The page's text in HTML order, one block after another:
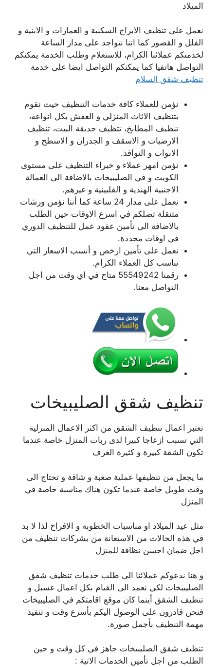
الميلاد
نعمل على تنظيف الابراج السكنية و العمارات و الابنية و
الفلل و القصور كما اننا نتواجد على مدار الساعة
لخدمتكم عملائنا الكرام، للاستعلام وطلب الخدمة يمكنكم
التواصل هاتفيا كما يمكنكم التواصل ايضا على خدمة
تنظيف شقق السلام
نؤمن للعملاء كافة خدمات التنظيف حيث نقوم
بتنظيف الاثاث المنزلي و العفش بكل انواعه،
تنظيف المطابخ، تتظيف حديقة البيت، تنظيف
الارضيات و الاسقف و الجدران و الاسطح و
الابواب و النوافذ.
نؤمن امهر عملاء و خبراء التنظيف على مستوى
الكويت و في الصليبيخات بالاضافة الى العمالة
الاجنبية الهندية و الفلبينية و غيرهم.
نعمل على مدار 24 ساعة كما أننا نؤمن ورشات
متنقلة تصلكم في اسرع الاوقات حين الطلب
بالاضافة الى تأمين عقود عمل للتنظيف الدوري
في اوقات محددة.
نعمل على تأمين ارخص و أنسب الاسعار التي
تناسب كل العملاء الكرام.
رقمنا 55549242 متاح في اي وقت من اجل
التواصل معنا.
تنظيف شقق الصليبيخات
تعتبر اعمال تنظيف الشقق من اكثر الاعمال المنزلية
التي تسبب ازعاجا كبيرا لدى ربات المنزل خاصة عندما
تكون الشقة كبيرة و كثيرة الغرف
ما يجعل من تنظيفها عملية صعبة و شاقة و تحتاج الى
وقت طويل خاصة عندما تكون هناك مناسبة خاصة في
المنزل
مثل عيد الميلاد او مناسبات الخطوبة و الافراح لذا لا بد
في هذه الحالات من الاستعانة من بشركات تنظيف من
اجل ضمان احسن نظافة للمنزل
و هنا ندعوكم عملائنا الى طلب خدمات تنظيف شقق
الصليبيخات لكي نعمد الى القيام بكل اعمال غسيل و
تنظيف الشقق أينما كان موقع اقامتكم في الصليبيخات
فنحن قادرون على الوصول اليكم بأسرع وقت و تنفيذ
مهمة التنظيف بأجمل صورة.
تنظيف شقق الصليبيخات جاهز في كل وقت و حين
الطلب من اجل تأمين الخدمات الاتية :